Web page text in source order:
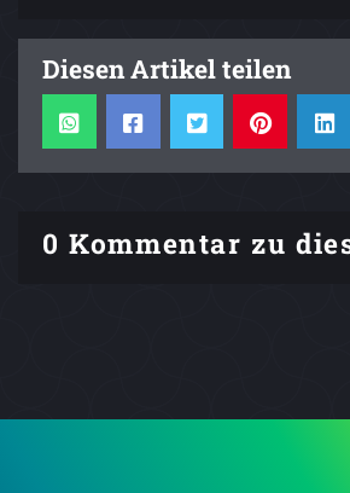
Diesen Artikel teilen
0 Kommentar zu